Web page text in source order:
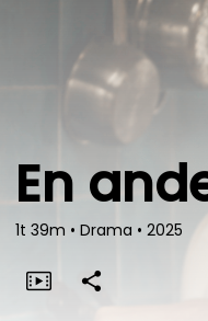
En
1t 39m • Drama • 2025